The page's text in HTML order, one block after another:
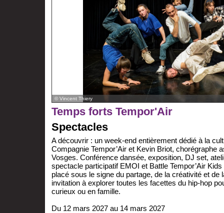
© Vincent Thiery
Temps forts Tempor'Air
Spectacles
A découvrir : un week-end entièrement dédié à la
Compagnie Tempor’Air et Kevin Briot, chorégraphe
Vosges. Conférence dansée, exposition, DJ set,
spectacle participatif EMOI et Battle Tempor’Air
placé sous le signe du partage, de la créativité et de
invitation à explorer toutes les facettes du hip-hop
curieux ou en famille.
Du 12 mars 2027 au 14 mars 2027